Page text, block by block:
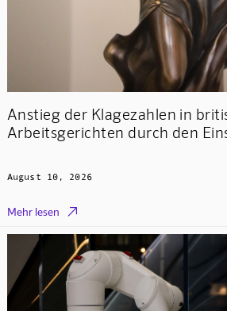
Anstieg der Klagezahlen in
Arbeitsgerichten durch den
August 10, 2026
Mehr lesen 